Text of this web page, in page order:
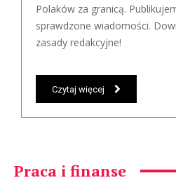
Polaków za granicą.
sprawdzone wiadomości.
zasady redakcyjne!
Czytaj więcej
Praca i finanse